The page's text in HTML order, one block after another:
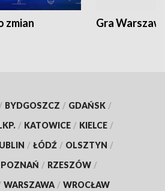
zmian Gra
/ BYDGOSZCZ / GDAŃSK /
/ KATOWICE / KIELCE /
/ ŁÓDŹ / OLSZTYN /
POZNAŃ / RZESZÓW /
WARSZAWA / WROCŁAW